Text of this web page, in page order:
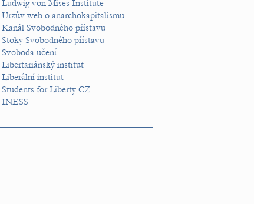
Ludwig von Mises Institute
Urzův web o anarchokapitalismu
Kanál Svobodného přístavu
Stoky Svobodného přístavu
Svoboda učení
Libertariánský institut
Liberální institut
Students for Liberty CZ
INESS